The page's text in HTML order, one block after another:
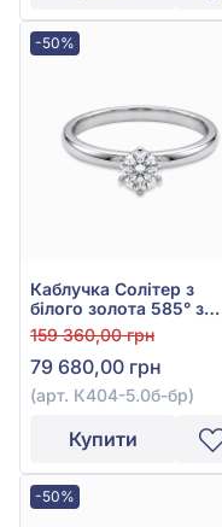
-50%
Каблучка Солітер з
білого золота 585° з
діамантом 0,51ct, арт.
К404-5.0б-бр
159 360,00 грн
79 680,00 грн
(арт. К404-5.0б-бр)
Купити
-50%